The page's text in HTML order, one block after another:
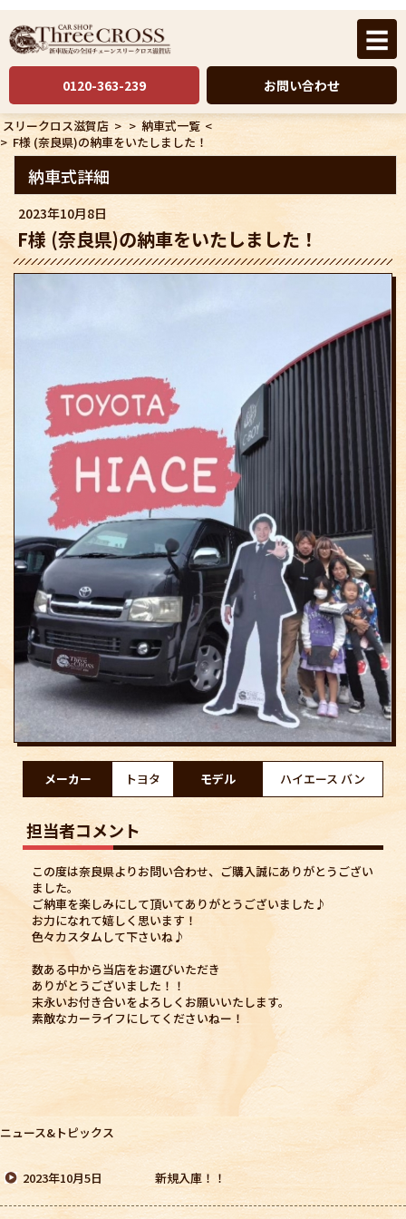
☰
0120-363-239 お問い合わせ
スリークロス滋賀店> <
> 納車式一覧
> F様 (奈良県)の納車をいたしました！
納車式詳細
2023年10月8日
F様 (奈良県)の納車をいたしました！
メーカー トヨタ モデル ハイエース バン
担当者コメント
この度は奈良県よりお問い合わせ、ご購入誠にありがとうござい
ました。
ご納車を楽しみにして頂いてありがとうございました♪
お力になれて嬉しく思います！
色々カスタムして下さいね♪
数ある中から当店をお選びいただき
ありがとうございました！！
末永いお付き合いをよろしくお願いいたします。
素敵なカーライフにしてくださいねー！
ニュース&トピックス
2023年10月5日 新規入庫！！